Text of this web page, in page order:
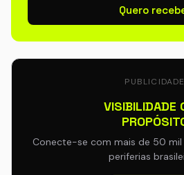
Quero
PUBLICIDADE
VISIBILIDADE
Conecte-se com mais de 50 mil
periferias